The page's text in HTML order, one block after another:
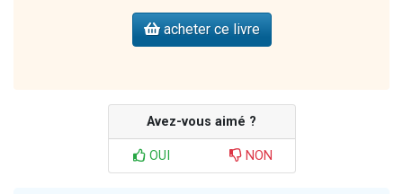
acheter ce livre
Avez-vous aimé ?
OUI NON